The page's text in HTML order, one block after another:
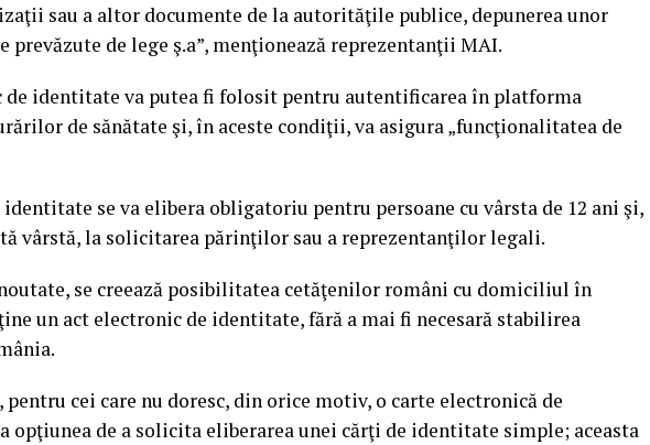
sau a altor documente de la autorităţile publice, depunerea unor
prevăzute de lege ş.a”, menţionează reprezentanţii MAI.
de identitate va putea fi folosit pentru autentificarea în platforma
de sănătate şi, în aceste condiţii, va asigura „funcţionalitatea de
se va elibera obligatoriu pentru persoane cu vârsta de 12 ani şi,
vârstă, la solicitarea părinţilor sau a reprezentanţilor legali.
se creează posibilitatea cetăţenilor români cu domiciliul în
un act electronic de identitate, fără a mai fi necesară stabilirea
cei care nu doresc, din orice motiv, o carte electronică de
opţiunea de a solicita eliberarea unei cărţi de identitate simple; aceasta